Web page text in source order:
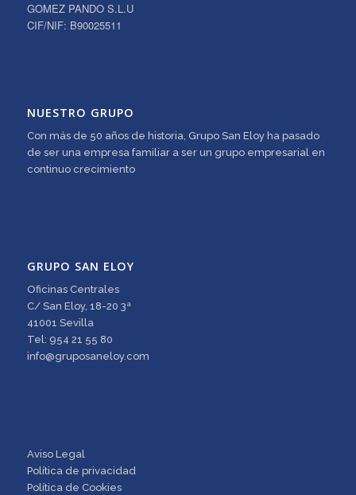
GOMEZ PANDO S.L.U
CIF/NIF: B90025511
NUESTRO GRUPO
Con más de 50 años de historia, Grupo San Eloy ha pasado
de ser una empresa familiar a ser un grupo empresarial en
continuo crecimiento
GRUPO SAN ELOY
Oficinas Centrales
C/ San Eloy, 18-20 3ª
41001 Sevilla
Tel: 954 21 55 80
info@gruposaneloy.com
Aviso Legal
Política de privacidad
Política de Cookies